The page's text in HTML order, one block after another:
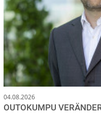
04.08.2026
OUTOKUMPU